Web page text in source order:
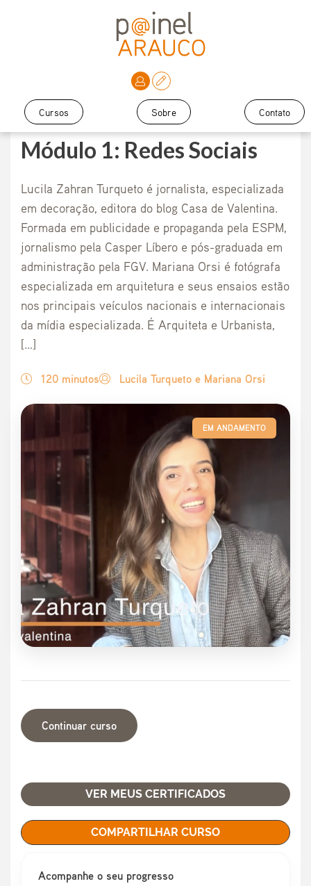
Cursos Sobre Contato
Módulo 1: Redes Sociais
Lucila Zahran Turqueto é jornalista, especializada
em decoração, editora do blog Casa de Valentina.
Formada em publicidade e propaganda pela ESPM,
jornalismo pela Casper Líbero e pós-graduada em
administração pela FGV. Mariana Orsi é fotógrafa
especializada em arquitetura e seus ensaios estão
nos principais veículos nacionais e internacionais
da mídia especializada. É Arquiteta e Urbanista,
[…]
120 minutos Lucila Turqueto e Mariana Orsi
EM ANDAMENTO
Continuar curso
VER MEUS CERTIFICADOS
COMPARTILHAR CURSO
Acompanhe o seu progresso